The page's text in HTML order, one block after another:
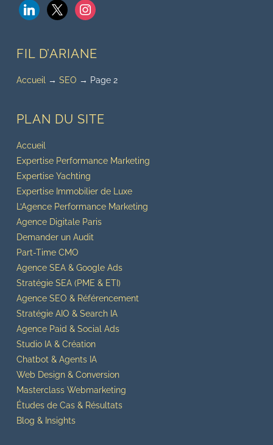
linkedinx instagram
FIL D’ARIANE
Accueil → SEO → Page 2
PLAN DU SITE
Accueil
Expertise Performance Marketing
Expertise Yachting
Expertise Immobilier de Luxe
L’Agence Performance Marketing
Agence Digitale Paris
Demander un Audit
Part-Time CMO
Agence SEA & Google Ads
Stratégie SEA (PME & ETI)
Agence SEO & Référencement
Stratégie AIO & Search IA
Agence Paid & Social Ads
Studio IA & Création
Chatbot & Agents IA
Web Design & Conversion
Masterclass Webmarketing
Études de Cas & Résultats
Blog & Insights